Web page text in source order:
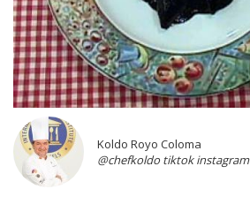
Koldo Royo Coloma
@chefkoldo tiktok instagram